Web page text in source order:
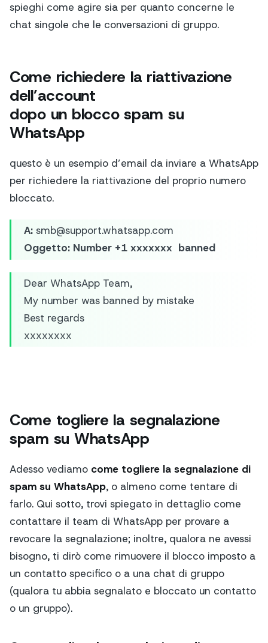
spieghi come agire sia per quanto concerne le
chat singole che le conversazioni di gruppo.
Come richiedere la riattivazione
dell’account
dopo un blocco spam su
WhatsApp
questo è un esempio d’email da inviare a WhatsApp
per richiedere la riattivazione del proprio numero
bloccato.
A: smb@support.whatsapp.com
Oggetto: Number +1 xxxxxxx banned
Dear WhatsApp Team,
My number was banned by mistake
Best regards
xxxxxxxx
Come togliere la segnalazione
spam su WhatsApp
Adesso vediamo come togliere la segnalazione di
spam su WhatsApp, o almeno come tentare di
farlo. Qui sotto, trovi spiegato in dettaglio come
contattare il team di WhatsApp per provare a
revocare la segnalazione; inoltre, qualora ne avessi
bisogno, ti dirò come rimuovere il blocco imposto a
un contatto specifico o a una chat di gruppo
(qualora tu abbia segnalato e bloccato un contatto
o un gruppo).